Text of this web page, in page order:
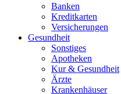
Banken
Kreditkarten
Versicherungen
Gesundheit
Sonstiges
Apotheken
Kur & Gesundheit
Ärzte
Krankenhäuser